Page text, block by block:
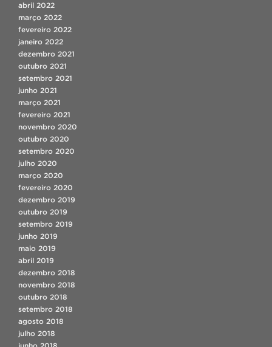
abril 2022
março 2022
fevereiro 2022
janeiro 2022
dezembro 2021
outubro 2021
setembro 2021
junho 2021
março 2021
fevereiro 2021
novembro 2020
outubro 2020
setembro 2020
julho 2020
março 2020
fevereiro 2020
dezembro 2019
outubro 2019
setembro 2019
junho 2019
maio 2019
abril 2019
dezembro 2018
novembro 2018
outubro 2018
setembro 2018
agosto 2018
julho 2018
junho 2018